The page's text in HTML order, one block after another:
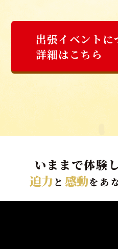
出張イベントに
詳細はこちら
いままで体験
迫力と 感動をあ